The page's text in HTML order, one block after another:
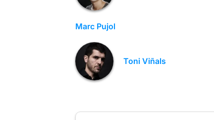
Marc Pujol
Toni Viñals